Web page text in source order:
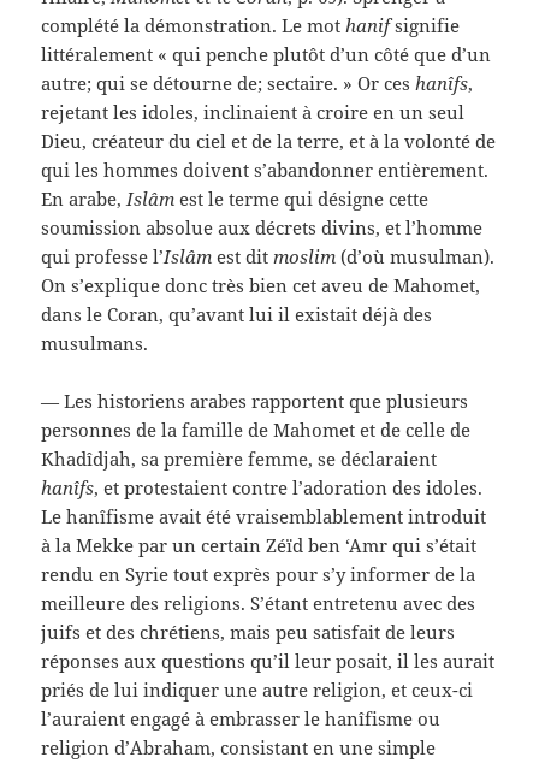
complété la démonstration. Le mothanifsignifie
littéralement « qui penche plutôt d’un côté que d’un
autre; qui se détourne de; sectaire. » Or ceshanîfs,
rejetant les idoles, inclinaient à croire en un seul
Dieu, créateur du ciel et de la terre, et à la volonté de
qui les hommes doivent s’abandonner entièrement.
En arabe,Islâm est le terme qui désigne cette
soumission absolue aux décrets divins, et l’homme
qui professe l’Islâm est ditmoslim (d’où musulman).
On s’explique donc très bien cet aveu de Mahomet,
dans le Coran, qu’avant lui il existait déjà des
musulmans.
— Les historiens arabes rapportent que plusieurs
personnes de la famille de Mahomet et de celle de
Khadîdjah, sa première femme, se déclaraient
hanîfs, et protestaient contre l’adoration des idoles.
Le hanîfisme avait été vraisemblablement introduit
à la Mekke par un certain Zéïd ben ‘Amr qui s’était
rendu en Syrie tout exprès pour s’y informer de la
meilleure des religions. S’étant entretenu avec des
juifs et des chrétiens, mais peu satisfait de leurs
réponses aux questions qu’il leur posait, il les aurait
priés de lui indiquer une autre religion, et ceux-ci
l’auraient engagé à embrasser le hanîfisme ou
religion d’Abraham, consistant en une simple